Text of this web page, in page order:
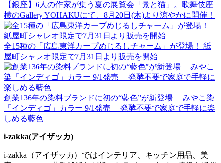
【銀座】6人の作家が集う夏の展覧会「景と猫」。歌舞伎座
横のGallery YOHAKUにて、8月20日(木)より涼やかに開催！
全15種の「広島東洋カープめじるしチャーム」が登場！ 紙
屋町シャレオ限定で7月31日より販売を開始
創業136年の染料ブランドに初の“藍色”が新登場 みやこ染
「インディゴ」カラー 9/1発売 発酵不要で家庭で手軽に楽
しめる藍色
i-zakka(アイザッカ)
i-zakka（アイザッカ）ではインテリア、キッチン用品、美